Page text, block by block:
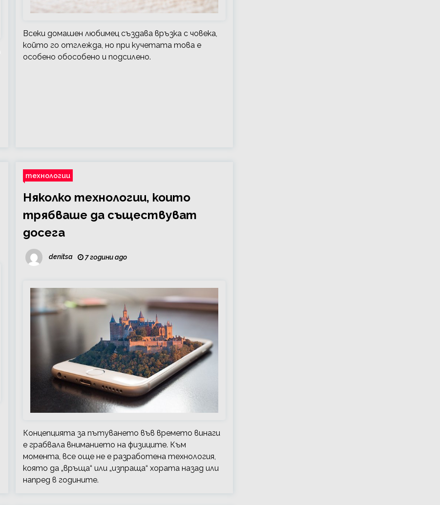
Всеки домашен любимец създава връзка с човека,
който го отглежда, но при кучетата това е
особено обособено и подсилено.
технологии
Няколко технологии, които
трябваше да съществуват
досега
denitsa 7 години ago
Концепцията за пътуването във времето винаги
е грабвала вниманието на физиците. Към
момента, все още не е разработена технология,
която да „връща“ или „изпраща“ хората назад или
напред в годините.